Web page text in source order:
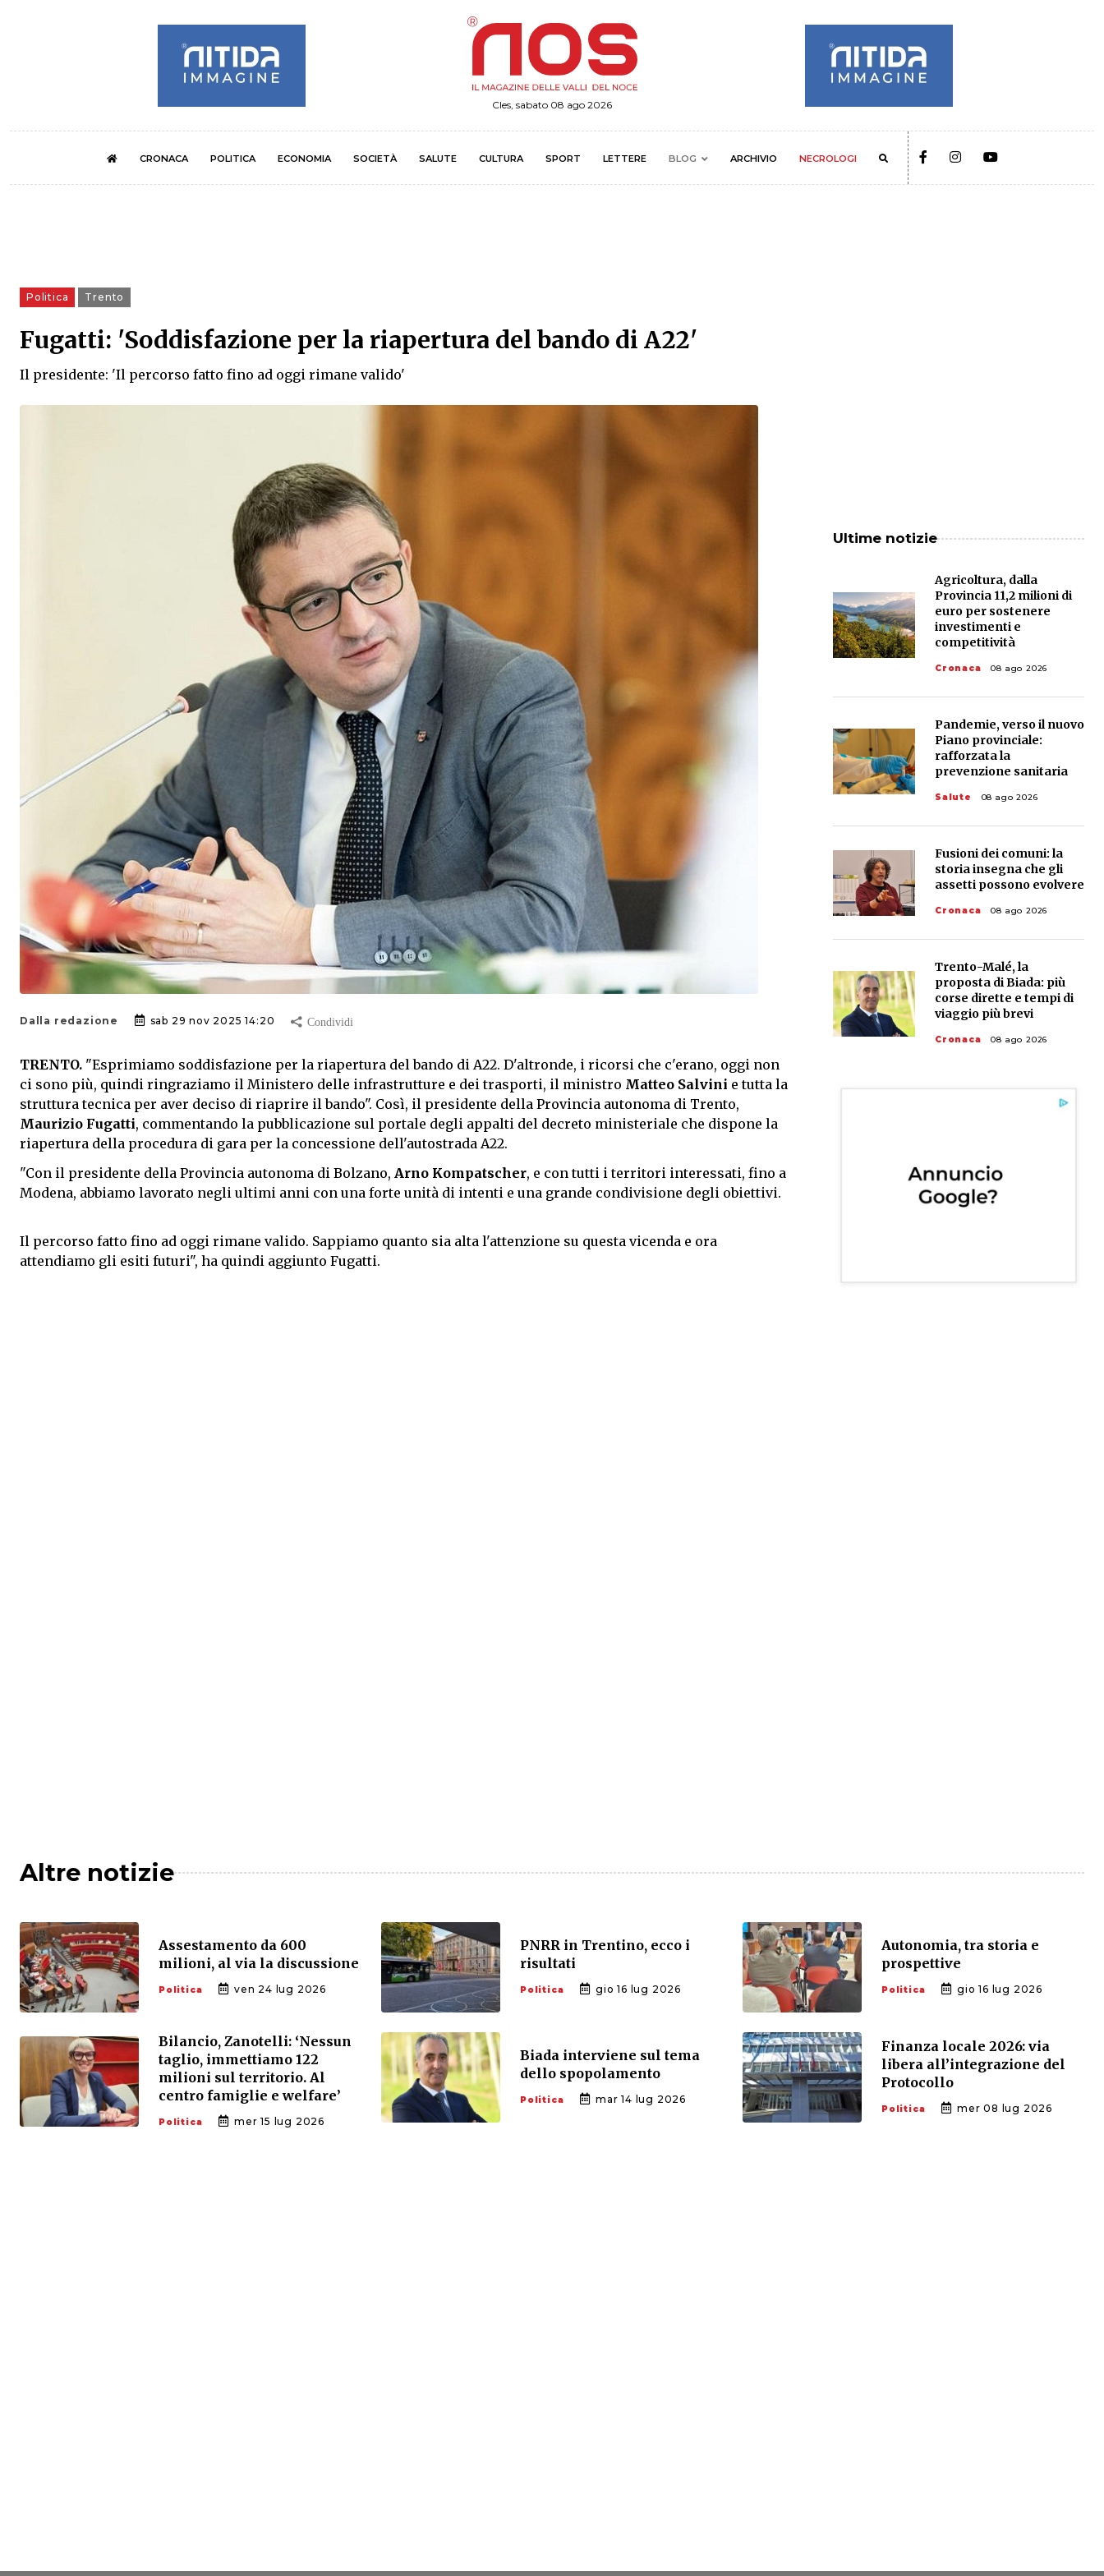
Cles, sabato 08 ago 2026
CRONACA POLITICA ECONOMIA SOCIETÀ SALUTE CULTURA SPORT LETTERE BLOG ARCHIVIO NECROLOGI
Politica Trento
Fugatti: 'Soddisfazione per la riapertura del bando di A22'
Il presidente: 'Il percorso fatto fino ad oggi rimane valido'
Dalla redazione sab 29 nov 2025 14:20
TRENTO. "Esprimiamo soddisfazione per la riapertura del bando di A22. D'altronde, i ricorsi che c'erano, oggi non
ci sono più, quindi ringraziamo il Ministero delle infrastrutture e dei trasporti, il ministro Matteo Salvini e tutta la
struttura tecnica per aver deciso di riaprire il bando". Così, il presidente della Provincia autonoma di Trento,
Maurizio Fugatti, commentando la pubblicazione sul portale degli appalti del decreto ministeriale che dispone la
riapertura della procedura di gara per la concessione dell'autostrada A22.
"Con il presidente della Provincia autonoma di Bolzano, Arno Kompatscher, e con tutti i territori interessati, fino a
Modena, abbiamo lavorato negli ultimi anni con una forte unità di intenti e una grande condivisione degli obiettivi.
Il percorso fatto fino ad oggi rimane valido. Sappiamo quanto sia alta l'attenzione su questa vicenda e ora
attendiamo gli esiti futuri", ha quindi aggiunto Fugatti.
Ultime notizie
Agricoltura, dalla
Provincia 11,2 milioni di
euro per sostenere
investimenti e
competitività
Cronaca 08 ago 2026
Pandemie, verso il nuovo
Piano provinciale:
rafforzata la
prevenzione sanitaria
Salute 08 ago 2026
Fusioni dei comuni: la
storia insegna che gli
assetti possono evolvere
Cronaca 08 ago 2026
Trento-Malé, la
proposta di Biada: più
corse dirette e tempi di
viaggio più brevi
Cronaca 08 ago 2026
Altre notizie
Assestamento da 600
milioni, al via la discussione
Politica ven 24 lug 2026
PNRR in Trentino, ecco i
risultati
Politica gio 16 lug 2026
Autonomia, tra storia e
prospettive
Politica gio 16 lug 2026
Bilancio, Zanotelli: ‘Nessun
taglio, immettiamo 122
milioni sul territorio. Al
centro famiglie e welfare’
Politica mer 15 lug 2026
Biada interviene sul tema
dello spopolamento
Politica mar 14 lug 2026
Finanza locale 2026: via
libera all’integrazione del
Protocollo
Politica mer 08 lug 2026